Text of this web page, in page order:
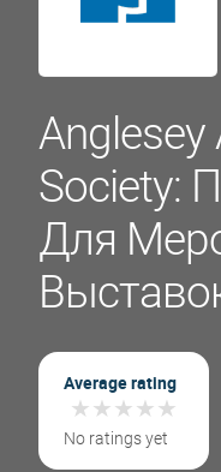
Anglesey
Society:
Для
Average rating
★★★★★
★★★★★
No ratings yet